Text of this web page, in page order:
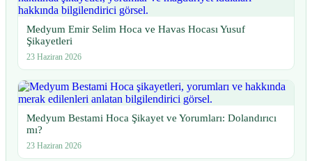
Medyum Emir Selim Hoca ve Havas Hocası Yusuf
Şikayetleri
23 Haziran 2026
Medyum Bestami Hoca Şikayet ve Yorumları: Dolandırıcı
mı?
23 Haziran 2026